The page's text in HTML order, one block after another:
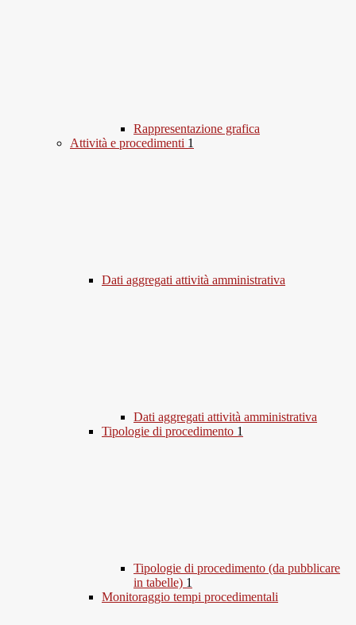
Rappresentazione grafica
Attività e procedimenti 1
Dati aggregati attività amministrativa
Dati aggregati attività amministrativa
Tipologie di procedimento 1
Tipologie di procedimento (da pubblicare
in tabelle) 1
Monitoraggio tempi procedimentali